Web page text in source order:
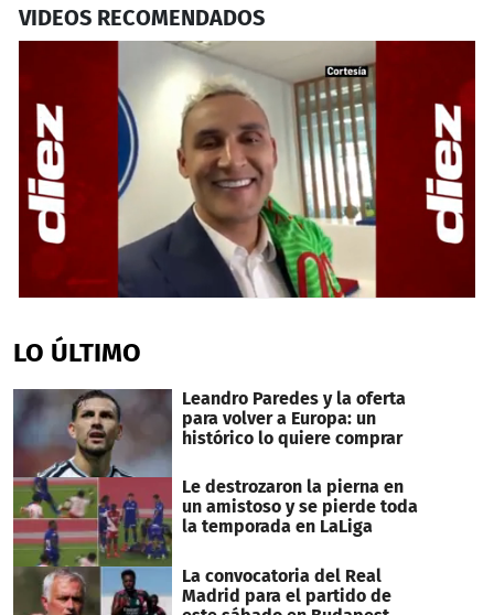
VIDEOS RECOMENDADOS
of
23
LO ÚLTIMO
Leandro Paredes y la oferta
para volver a Europa: un
histórico lo quiere comprar
Le destrozaron la pierna en
un amistoso y se pierde toda
la temporada en LaLiga
La convocatoria del Real
Madrid para el partido de